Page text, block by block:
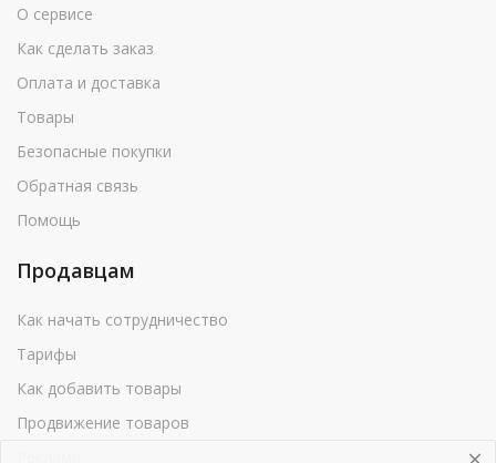
О сервисе
Как сделать заказ
Оплата и доставка
Товары
Безопасные покупки
Обратная связь
Помощь
Продавцам
Как начать сотрудничество
Тарифы
Как добавить товары
Продвижение товаров